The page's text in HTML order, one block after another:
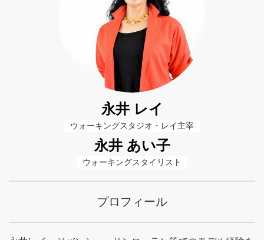
永井 レイ
ウォーキングスタジオ・レイ主宰
永井 あい子
ウォーキングスタイリスト
プロフィール